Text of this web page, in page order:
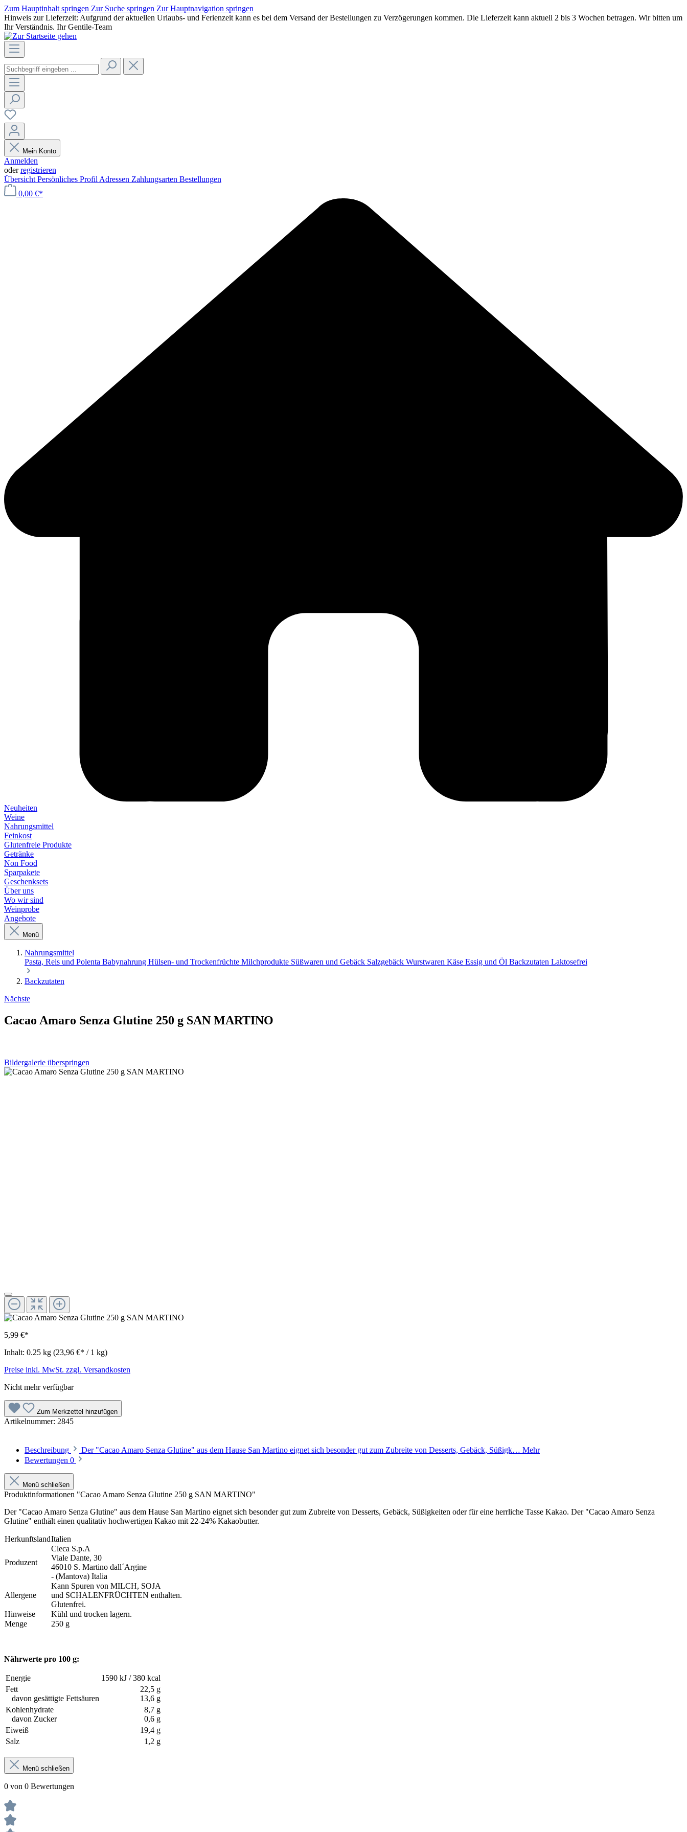
Zum Hauptinhalt springen Zur Suche springen Zur Hauptnavigation springen
Hinweis zur Lieferzeit: Aufgrund der aktuellen Urlaubs- und Ferienzeit kann es bei dem Versand der Bestellungen zu Verzögerungen kommen. Die Lieferzeit kann aktuell 2 bis 3 Wochen betragen. Wir bitten um
Ihr Verständnis. Ihr Gentile-Team
Mein Konto
Anmelden
oderregistrieren
Übersicht Persönliches Profil Adressen Zahlungsarten Bestellungen
0,00 €*
Neuheiten
Weine
Nahrungsmittel
Feinkost
Glutenfreie Produkte
Getränke
Non Food
Sparpakete
Geschenksets
Über uns
Wo wir sind
Weinprobe
Angebote
Menü
Nahrungsmittel
Pasta, Reis und Polenta Babynahrung Hülsen- und Trockenfrüchte Milchprodukte Süßwaren und Gebäck Salzgebäck Wurstwaren Käse Essig und Öl Backzutaten Laktosefrei
Backzutaten
Nächste
Cacao Amaro Senza Glutine 250 g SAN MARTINO
Bildergalerie überspringen
5,99 €*
Inhalt: 0.25 kg (23,96 €* / 1 kg)
Preise inkl. MwSt. zzgl. Versandkosten
Nicht mehr verfügbar
Zum Merkzettel hinzufügen
Artikelnummer: 2845
Beschreibung Der "Cacao Amaro Senza Glutine" aus dem Hause San Martino eignet sich besonder gut zum Zubreite von Desserts, Gebäck, Süßigk… Mehr
Bewertungen 0
Menü schließen
Produktinformationen "Cacao Amaro Senza Glutine 250 g SAN MARTINO"
Der "Cacao Amaro Senza Glutine" aus dem Hause San Martino eignet sich besonder gut zum Zubreite von Desserts, Gebäck, Süßigkeiten oder für eine herrliche Tasse Kakao. Der "Cacao Amaro Senza
Glutine" enthält einen qualitativ hochwertigen Kakao mit 22-24% Kakaobutter.
HerkunftslandItalien
Produzent
Cleca S.p.A
Viale Dante, 30
46010 S. Martino dall´Argine
- (Mantova) Italia
Allergene
Kann Spuren von MILCH, SOJA
und SCHALENFRÜCHTEN enthalten.
Glutenfrei.
Hinweise
Kühl und trocken lagern.
Menge
250 g
Nährwerte pro 100 g:
Energie
1590 kJ / 380 kcal
Fett
davon gesättigte Fettsäuren
22,5 g
13,6 g
Kohlenhydrate
davon Zucker
8,7 g
0,6 g
Eiweiß
19,4 g
Salz
1,2 g
Menü schließen
0 von 0 Bewertungen